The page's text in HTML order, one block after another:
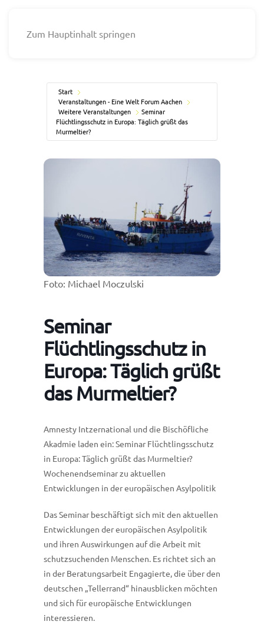
Zum Hauptinhalt springen
Start
Veranstaltungen - Eine Welt Forum Aachen
Weitere Veranstaltungen
Seminar
Flüchtlingsschutz in Europa: Täglich grüßt das
Murmeltier?
Foto: Michael Moczulski
Seminar
Flüchtlingsschutz in
Europa: Täglich grüßt
das Murmeltier?
Amnesty Intzernational und die Bischöfliche
Akadmie laden ein: Seminar Flüchtlingsschutz
in Europa: Täglich grüßt das Murmeltier?
Wochenendseminar zu aktuellen
Entwicklungen in der europäischen Asylpolitik
Das Seminar beschäftigt sich mit den aktuellen
Entwicklungen der europäischen Asylpolitik
und ihren Auswirkungen auf die Arbeit mit
schutzsuchenden Menschen. Es richtet sich an
in der Beratungsarbeit Engagierte, die über den
deutschen „Tellerrand“ hinausblicken möchten
und sich für europäische Entwicklungen
interessieren.